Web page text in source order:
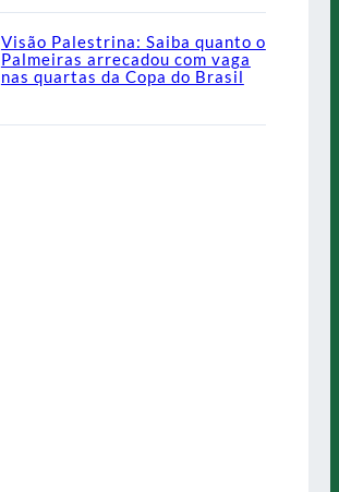
Visão Palestrina: Saiba quanto o
Palmeiras arrecadou com vaga
nas quartas da Copa do Brasil